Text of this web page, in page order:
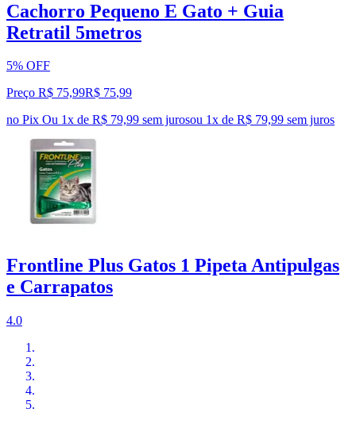
Cachorro Pequeno E Gato + Guia
Retratil 5metros
5% OFF
Preço R$ 75,99R$ 75,99
no Pix Ou 1x de R$ 79,99 sem jurosou 1x de R$ 79,99 sem juros
Frontline Plus Gatos 1 Pipeta Antipulgas
e Carrapatos
4.0